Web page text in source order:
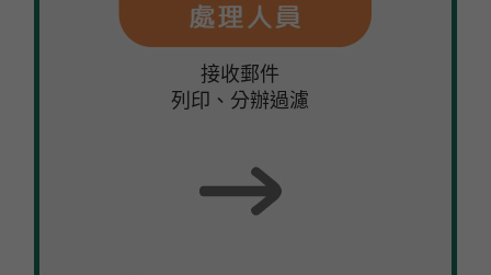
接收郵件
列印、分辦過濾